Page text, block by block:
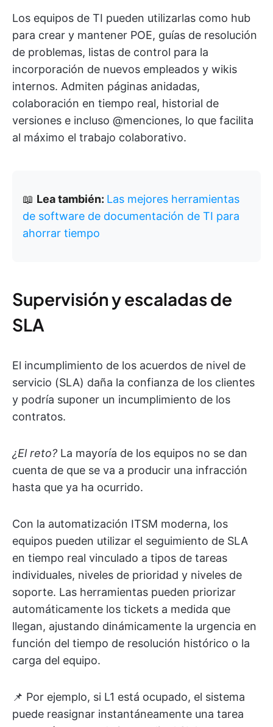
Los equipos de TI pueden utilizarlas como hub
para crear y mantener POE, guías de resolución
de problemas, listas de control para la
incorporación de nuevos empleados y wikis
internos. Admiten páginas anidadas,
colaboración en tiempo real, historial de
versiones e incluso @menciones, lo que facilita
al máximo el trabajo colaborativo.
📖 Lea también: Las mejores herramientas
de software de documentación de TI para
ahorrar tiempo
Supervisión y escaladas de
SLA
El incumplimiento de los acuerdos de nivel de
servicio (SLA) daña la confianza de los clientes
y podría suponer un incumplimiento de los
contratos.
¿El reto? La mayoría de los equipos no se dan
cuenta de que se va a producir una infracción
hasta que ya ha ocurrido.
Con la automatización ITSM moderna, los
equipos pueden utilizar el seguimiento de SLA
en tiempo real vinculado a tipos de tareas
individuales, niveles de prioridad y niveles de
soporte. Las herramientas pueden priorizar
automáticamente los tickets a medida que
llegan, ajustando dinámicamente la urgencia en
función del tiempo de resolución histórico o la
carga del equipo.
📌 Por ejemplo, si L1 está ocupado, el sistema
puede reasignar instantáneamente una tarea